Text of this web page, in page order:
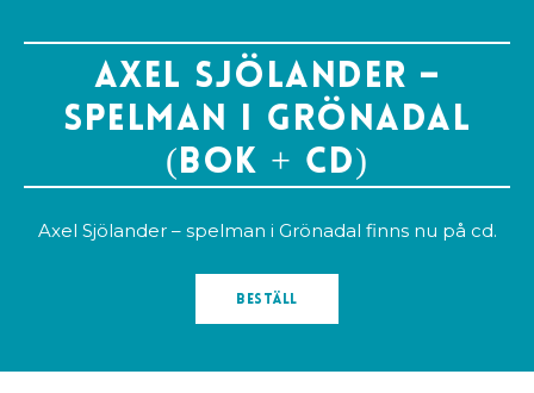
Axel Sjölander –
spelman i Grönadal
(bok + cd)
Axel Sjölander – spelman i Grönadal finns nu på cd.
Beställ